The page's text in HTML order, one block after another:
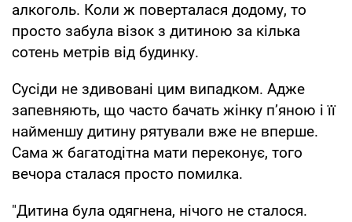
алкоголь. Коли ж поверталася додому, то
просто забула візок з дитиною за кілька
сотень метрів від будинку.
Сусіди не здивовані цим випадком. Адже
запевняють, що часто бачать жінку п’яною і її
найменшу дитину рятували вже не вперше.
Сама ж багатодітна мати переконує, того
вечора сталася просто помилка.
"Дитина була одягнена, нічого не сталося.